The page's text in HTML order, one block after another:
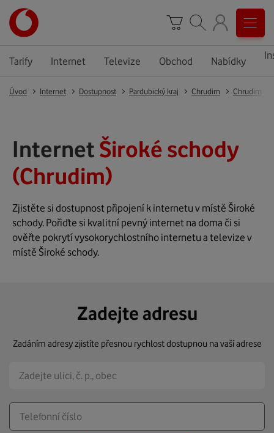
Tarify Internet Televize Obchod Nabídky
Úvod Internet Dostupnost Pardubický kraj Chrudim Chrudim
Internet Široké schody
(Chrudim)
Zjistěte si dostupnost připojení k internetu v místě Široké
schody. Pořiďte si kvalitní pevný internet na doma či si
ověřte pokrytí vysokorychlostního internetu a televize v
místě Široké schody.
Zadejte adresu
Zadáním adresy zjistíte přesnou rychlost dostupnou na vaší adrese